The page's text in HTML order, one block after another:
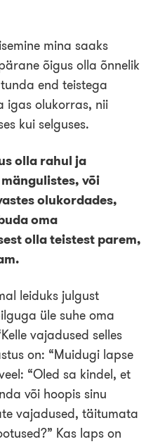
mina saaks
õigus olla õnnelik
end teistega
igas olukorras, nii
kui selguses.
olla rahul ja
või
olukordades,
oma
olla teistest parem,
leiduks julgust
üle suhe oma
vajadused selles
on: “Muidugi lapse
“Oled sa kindel, et
või hoopis sinu
vajadused, täitumata
Kas laps on